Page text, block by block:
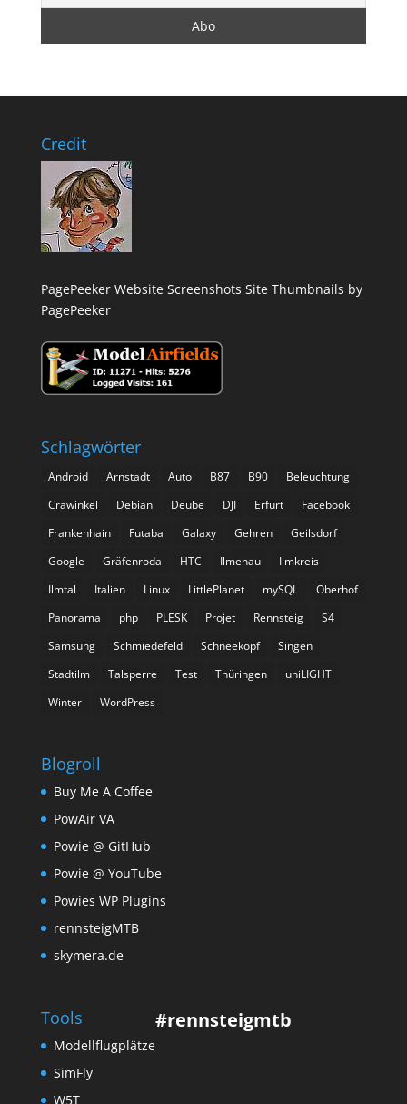
Credit
PagePeeker Website Screenshots Site Thumbnails by
PagePeeker
Schlagwörter
Android Arnstadt Auto B87 B90
Beleuchtung
Crawinkel
Debian Deube DJI Erfurt
Facebook
Frankenhain
Futaba Galaxy Gehren
Geilsdorf
Google
Gräfenroda HTC Ilmenau
Ilmkreis
Ilmtal
Italien Linux LittlePlanet mySQL
Oberhof
Panorama
php PLESK Projet Rennsteig
S4
Samsung
Schmiedefeld Schneekopf
Singen
Stadtilm
Talsperre Test Thüringen
uniLIGHT
Winter
WordPress
Blogroll
Buy Me A Coffee
PowAir VA
Powie @ GitHub
Powie @ YouTube
Powies WP Plugins
rennsteigMTB
skymera.de
Tools
Modellflugplätze
SimFly
W5T
#rennsteigmtb